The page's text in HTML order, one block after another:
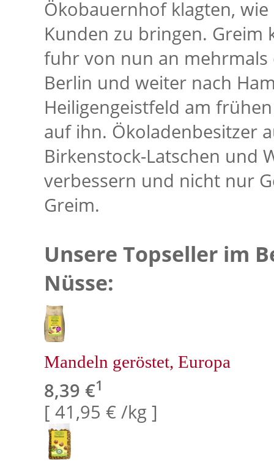
Ökobauernhof klagten,
Kunden zu bringen. Greim
fuhr von nun an mehrmals
Berlin und weiter nach
Heiligengeistfeld am
auf ihn. Ökoladenbesitzer
Birkenstock-Latschen und
verbessern und nicht nur
Greim.
Unsere Topseller im
Nüsse:
Mandeln geröstet, Europa
8,39 €1
[ 41,95 € /kg ]